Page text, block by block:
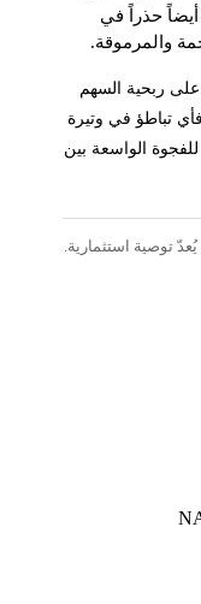
حذراً في
والمرموقة.
ربحية السهم
تباطؤ في وتيرة
الواسعة بين
توصية استثمارية.